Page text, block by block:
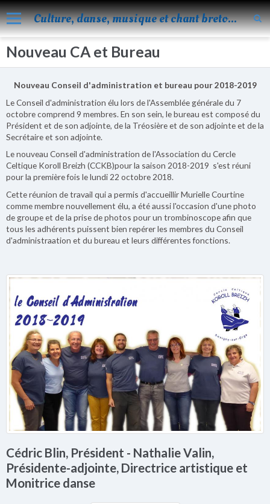
Culture, danse, musique et chant bretons
Accueil
Facebook
Les évènements
Album
Vidéos
Agenda
Vie de KOROLL
Nouveau CA et Bureau
Nouveau Conseil d'administration et bureau pour 2018-2019
Le Conseil d'administration élu lors de l'Assemblée générale du 7
octobre comprend 9 membres. En son sein, le bureau est composé du
Président et de son adjointe, de la Tréosière et de son adjointe et de la
Secrétaire et son adjointe.
Le nouveau Conseil d'administration de l'Association du Cercle
Celtique Koroll Breizh (CCKB)pour la saison 2018-2019 s'est réuni
pour la première fois le lundi 22 octobre 2018.
Cette réunion de travail qui a permis d'accueillir Murielle Courtine
comme membre nouvellement élu, a été aussi l'occasion d'une photo
de groupe et de la prise de photos pour un trombinoscope afin que
tous les adhérents puissent bien repérer les membres du Conseil
d'administraation et du bureau et leurs différentes fonctions.
Cédric Blin, Président - Nathalie Valin,
Présidente-adjointe, Directrice artistique et
Monitrice danse